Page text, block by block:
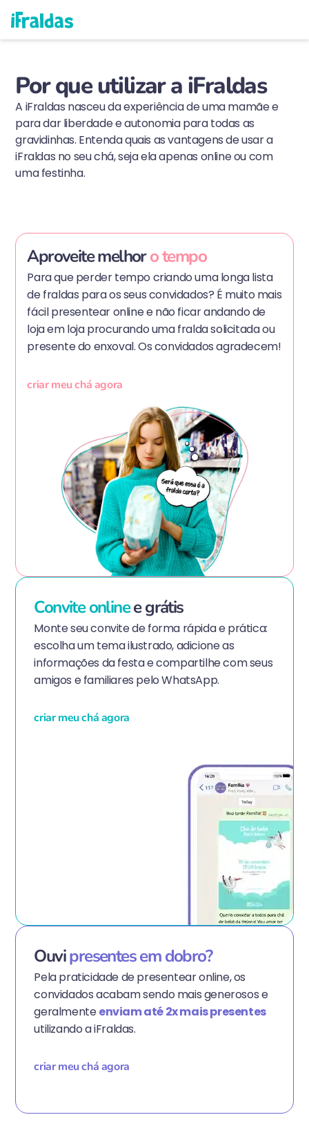
Por que utilizar a iFraldas
A iFraldas nasceu da experiência de uma mamãe e
para dar liberdade e autonomia para todas as
gravidinhas. Entenda quais as vantagens de usar a
iFraldas no seu chá, seja ela apenas online ou com
uma festinha.
Aproveite melhoro tempo
Para que perder tempo criando uma longa lista
de fraldas para os seus convidados? É muito mais
fácil presentear online e não ficar andando de
loja em loja procurando uma fralda solicitada ou
presente do enxoval. Os convidados agradecem!
criar meu chá agora
Convite onlinee grátis
Monte seu convite de forma rápida e prática:
escolha um tema ilustrado, adicione as
informações da festa e compartilhe com seus
amigos e familiares pelo WhatsApp.
criar meu chá agora
Ouvipresentes em dobro?
Pela praticidade de presentear online, os
convidados acabam sendo mais generosos e
geralmenteenviam até 2x mais presentes
utilizando a iFraldas.
criar meu chá agora